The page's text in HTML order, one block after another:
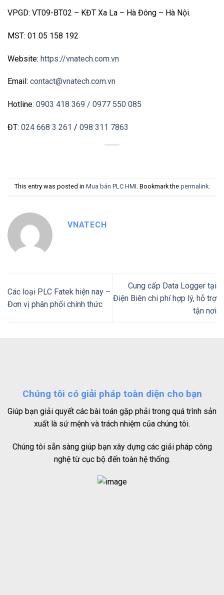
VPGD: VT09-BT02 – KĐT Xa La – Hà Đông – Hà Nội.
MST: 01 05 158 192
Website: https://vnatech.com.vn
Email: contact@vnatech.com.vn
Hotline: 0903 418 369 / 0977 550 085
ĐT: 024 668 3 261 / 098 311 7863
This entry was posted in Mua bán PLC HMI. Bookmark the permalink.
VNATECH
Các loại PLC Fatek hiện nay –
Đơn vị phân phối chính thức
Cung cấp Data Logger tại
Điện Biên chi phí hợp lý, hỗ trợ
tận nơi
Chúng tôi có giải pháp toàn diện cho bạn
Giúp bạn giải quyết các bài toán gặp phải trong quá trình sản
xuất là sứ mệnh và trách nhiệm của chúng tôi.
Chúng tôi sẵn sàng giúp bạn xây dựng các giải pháp công
nghệ từ cục bộ đến toàn hệ thống.